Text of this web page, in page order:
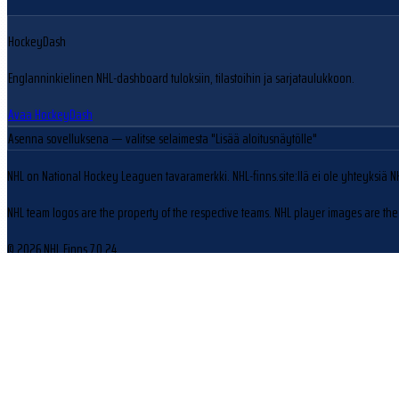
HockeyDash
Englanninkielinen NHL-dashboard tuloksiin, tilastoihin ja sarjataulukkoon.
Avaa HockeyDash
Asenna sovelluksena — valitse selaimesta "Lisää aloitusnäytölle"
NHL on National Hockey Leaguen tavaramerkki. NHL-finns.site:llä ei ole yhteyksiä
NHL team logos are the property of the respective teams. NHL player images are
© 2026 NHL Finns7.0.24